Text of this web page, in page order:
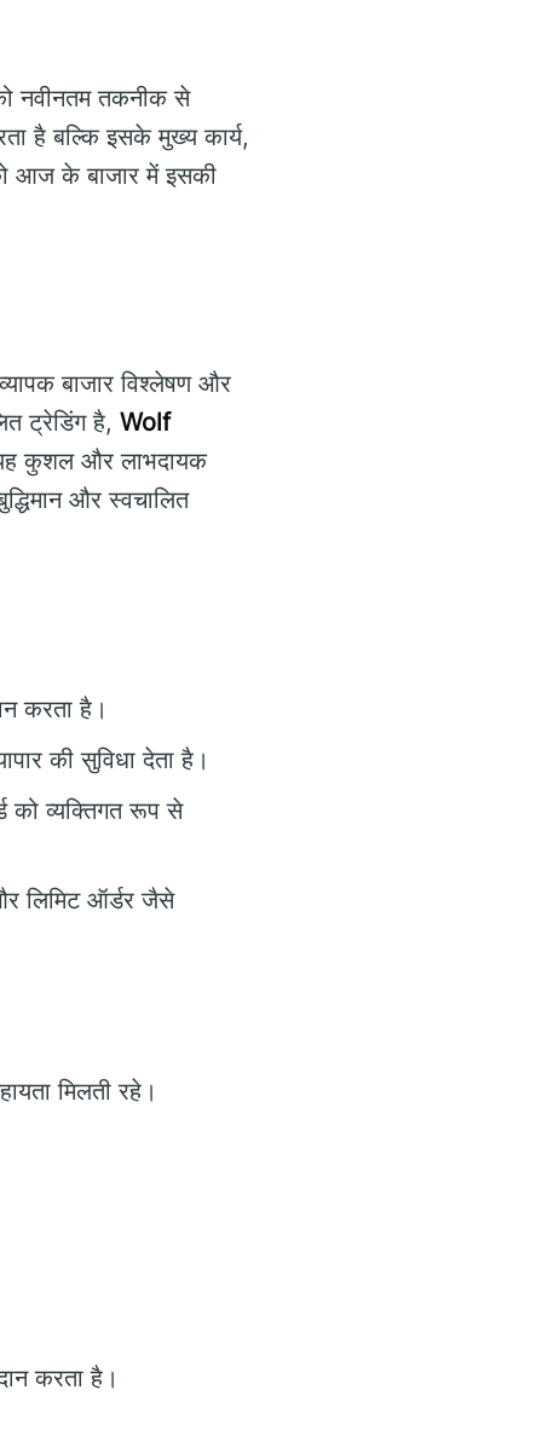
नवीनतम तकनीक से
है बल्कि इसके मुख्य कार्य,
आज के बाजार में इसकी
बाजार विश्लेषण और
ट्रेडिंग है, Wolf
कुशल और लाभदायक
और स्वचालित
करता है।
की सुविधा देता है।
को व्यक्तिगत रूप से
लिमिट ऑर्डर जैसे
मिलती रहे।
करता है।